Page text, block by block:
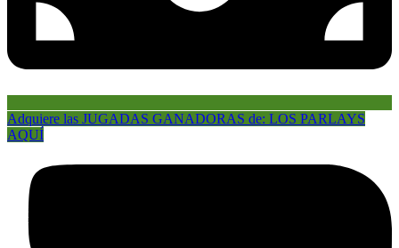
Adquiere las JUGADAS GANADORAS de: LOS PARLAYS
AQUÍ